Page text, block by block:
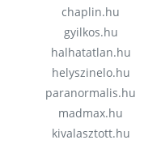
chaplin.hu
gyilkos.hu
halhatatlan.hu
helyszinelo.hu
paranormalis.hu
madmax.hu
kivalasztott.hu